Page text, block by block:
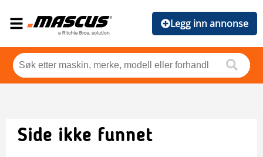
Legg inn annonse
Side ikke funnet